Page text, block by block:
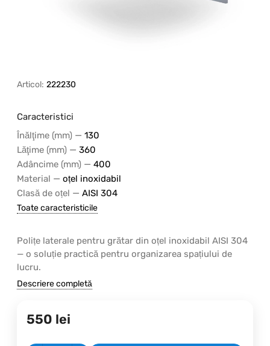
Articol: 222230
Caracteristici
Înălţime (mm) — 130
Lăţime (mm) — 360
Adâncime (mm) — 400
Material — oțel inoxidabil
Clasă de oțel — AISI 304
Toate caracteristicile
​Polițe laterale pentru grătar din oțel inoxidabil AISI 304
— o soluție practică pentru organizarea spațiului de
lucru.
Descriere completă
550 lei